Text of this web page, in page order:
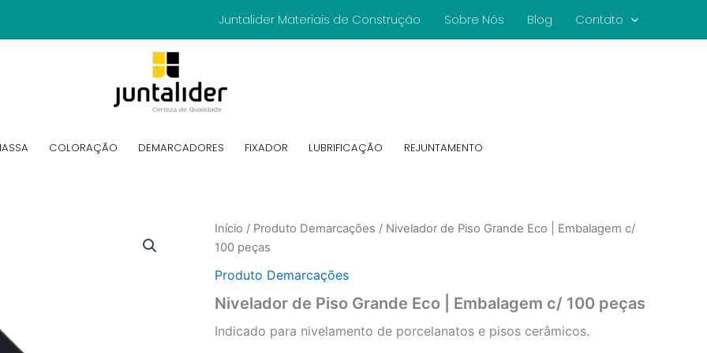
Juntalider Materiais de Construção Sobre Nós Blog Contato
COLORAÇÃO DEMARCADORES FIXADOR LUBRIFICAÇÃO REJUNTAMENTO
Início / Produto Demarcações / Nivelador de Piso Grande Eco | Embalagem c/
100 peças
Produto Demarcações
Nivelador de Piso Grande Eco | Embalagem c/ 100 peças
Indicado para nivelamento de porcelanatos e pisos cerâmicos.